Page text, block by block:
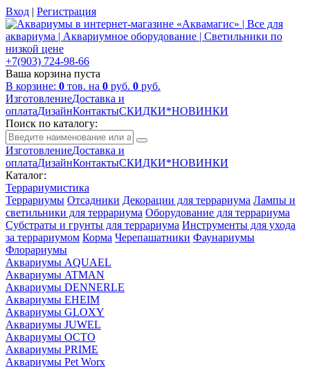
Вход | Регистрация
+7(903) 724-98-66
Ваша корзина пуста
В корзине: 0 тов. на 0 руб. 0 руб.
ИзготовлениеДоставка и
оплатаДизайнКонтактыСКИДКИ*НОВИНКИ
Поиск по каталогу:
ИзготовлениеДоставка и
оплатаДизайнКонтактыСКИДКИ*НОВИНКИ
Каталог:
Террариумистика
Террариумы Отсадники Декорации для террариума Лампы и
светильники для террариума Оборудование для террариума
Субстраты и грунты для террариума Инструменты для ухода
за террариумом Корма Черепашатники Фаунариумы
Флорариумы
Аквариумы AQUAEL
Аквариумы ATMAN
Аквариумы DENNERLE
Аквариумы EHEIM
Аквариумы GLOXY
Аквариумы JUWEL
Аквариумы OCTO
Аквариумы PRIME
Аквариумы Pet Worx